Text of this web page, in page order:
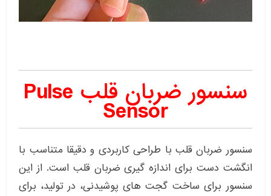
سنسور ضربان قلب Pulse
Sensor
سنسور ضربان قلب با طراحی کاربردی و دقیقا متناسب با
انگشت دست برای اندازه گیری ضربان قلب است. از این
سنسور برای ساخت گجت های پوشیدنی، در تولید، برای